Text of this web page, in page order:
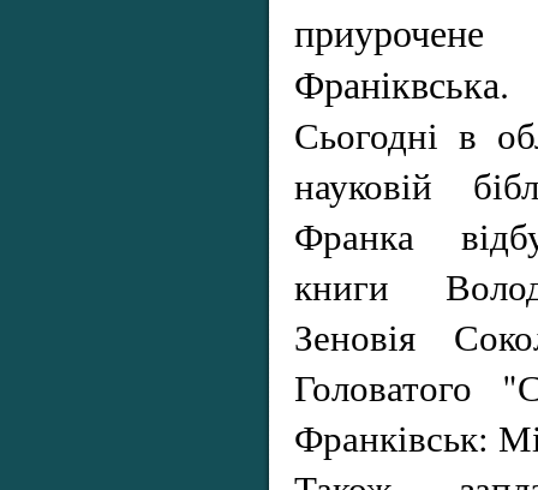
Франіквська.
Сьогодні в
науковій
Франка
книги
Зеновія
Головатого
Франківськ: